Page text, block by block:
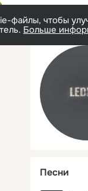
файлы, чтобы
Больше
Песни